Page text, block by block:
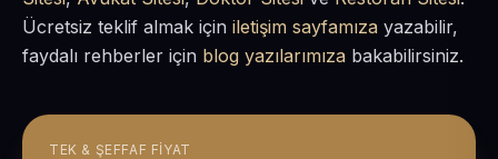
Ücretsiz teklif almak için iletişim sayfamıza yazabilir,
faydalı rehberler için blog yazılarımıza bakabilirsiniz.
TEK & ŞEFFAF FIYAT